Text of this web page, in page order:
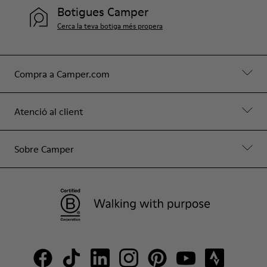
Compra a Camper.com
Atenció al client
Sobre Camper
Botigues Camper
Cerca la teva botiga més propera